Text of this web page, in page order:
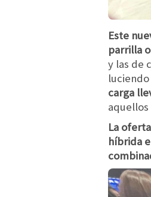
Este
parrilla
y las de
carga
La
híbrida